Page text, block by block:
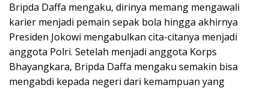
Bripda Daffa mengaku, dirinya memang mengawali
karier menjadi pemain sepak bola hingga akhirnya
Presiden Jokowi mengabulkan cita-citanya menjadi
anggota Polri. Setelah menjadi anggota Korps
Bhayangkara, Bripda Daffa mengaku semakin bisa
mengabdi kepada negeri dari kemampuan yang